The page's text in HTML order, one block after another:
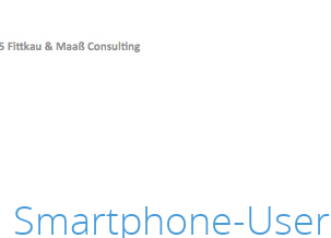
Smartphone-User